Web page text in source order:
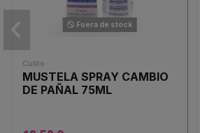
Fuera de stock
Culito
MUSTELA SPRAY CAMBIO
DE PAÑAL 75ML